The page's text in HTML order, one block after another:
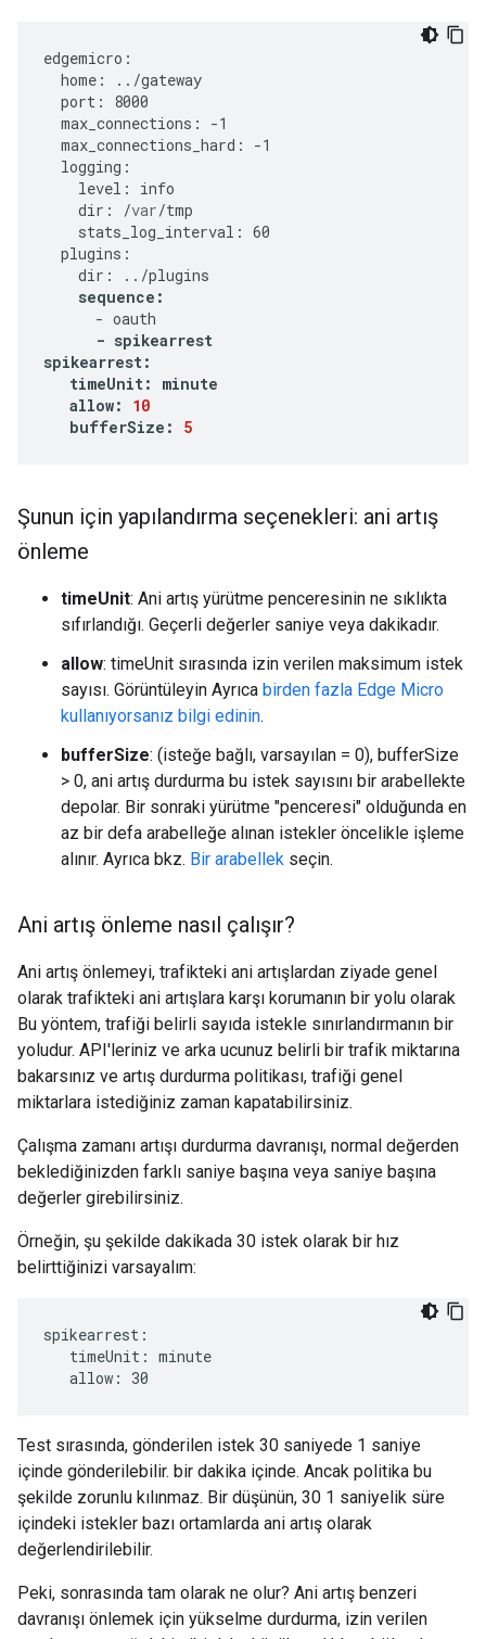
edgemicro :
home : ../gateway
port :
8000
max_connections : -1
max_connections_hard : -1
logging :
level :
info
dir : /var/tmp
stats_log_interval : 60
plugins :
dir : ../plugins
sequence :
- oauth
- spikearrest
spikearrest:
timeUnit:
minute
allow:
10
bufferSize : 5
Şunun için yapılandırma seçenekleri: ani artış
önleme
timeUnit: Ani artış yürütme penceresinin ne sıklıkta
sıfırlandığı. Geçerli değerler saniye veya dakikadır.
allow: timeUnit sırasında izin verilen maksimum istek
sayısı. Görüntüleyin Ayrıca birden fazla Edge Micro
kullanıyorsanız bilgi edinin.
bufferSize: (isteğe bağlı, varsayılan = 0), bufferSize
> 0, ani artış durdurma bu istek sayısını bir arabellekte
depolar. Bir sonraki yürütme "penceresi" olduğunda en
az bir defa arabelleğe alınan istekler öncelikle işleme
alınır. Ayrıca bkz. Bir arabellek seçin.
Ani artış önleme nasıl çalışır?
Ani artış önlemeyi, trafikteki ani artışlardan ziyade genel
olarak trafikteki ani artışlara karşı korumanın bir yolu olarak
Bu yöntem, trafiği belirli sayıda istekle sınırlandırmanın bir
yoludur. API'leriniz ve arka ucunuz belirli bir trafik miktarına
bakarsınız ve artış durdurma politikası, trafiği genel
miktarlara istediğiniz zaman kapatabilirsiniz.
Çalışma zamanı artışı durdurma davranışı, normal değerden
beklediğinizden farklı saniye başına veya saniye başına
değerler girebilirsiniz.
Örneğin, şu şekilde dakikada 30 istek olarak bir hız
belirttiğinizi varsayalım:
spikearrest:
   timeUnit: minute
   allow: 30
Test sırasında, gönderilen istek 30 saniyede 1 saniye
içinde gönderilebilir. bir dakika içinde. Ancak politika bu
şekilde zorunlu kılınmaz. Bir düşünün, 30 1 saniyelik süre
içindeki istekler bazı ortamlarda ani artış olarak
değerlendirilebilir.
Peki, sonrasında tam olarak ne olur? Ani artış benzeri
davranışı önlemek için yükselme durdurma, izin verilen